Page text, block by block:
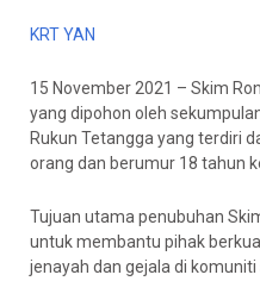
KRT YAN
15 November 2021 – Skim
yang dipohon oleh
Rukun Tetangga yang terdiri
orang dan berumur 18 tahun
Tujuan utama penubuhan
untuk membantu pihak
jenayah dan gejala di